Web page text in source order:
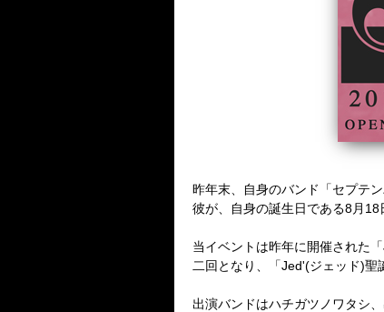
昨年末、自身のバンド「セプテ
彼が、自身の誕生日である8月18
当イベントは昨年に開催された
二回となり、「Jed'(ジェッド)聖
出演バンドはハチガツノワタシ